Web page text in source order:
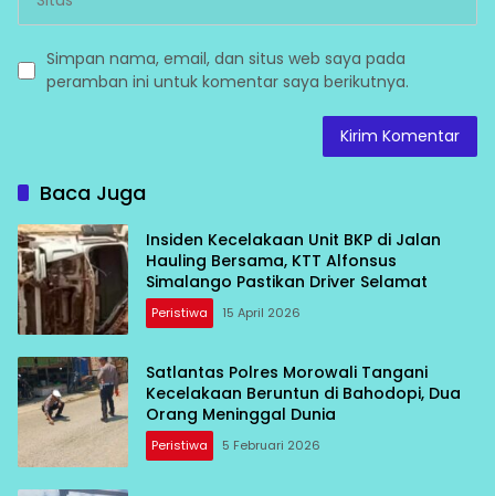
Simpan nama, email, dan situs web saya pada
peramban ini untuk komentar saya berikutnya.
Baca Juga
Insiden Kecelakaan Unit BKP di Jalan
Hauling Bersama, KTT Alfonsus
Simalango Pastikan Driver Selamat
Peristiwa 15 April 2026
Satlantas Polres Morowali Tangani
Kecelakaan Beruntun di Bahodopi, Dua
Orang Meninggal Dunia
Peristiwa 5 Februari 2026